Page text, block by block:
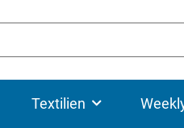
Textilien